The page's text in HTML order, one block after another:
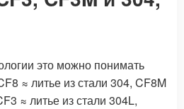
это можно понимать
≈ литье из стали 304, CF8M
≈ литье из стали 304L,